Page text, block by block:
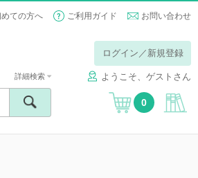
ての方へ ご利用ガイド お問い合わせ
ログイン／新規登録
ようこそ、ゲストさん
詳細検索
0